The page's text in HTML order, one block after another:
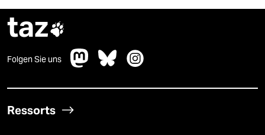
taz
Folgen Sie uns
Ressorts